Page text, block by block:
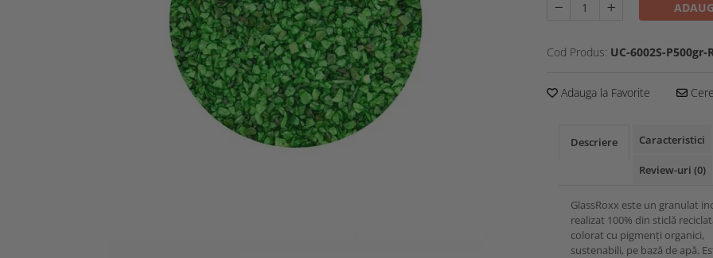
Cod Produs: UC-6002S-P500gr-
Adauga la Favorite
Descriere Caracteristici
Review-uri (0)
GlassRoxx este un granulat
realizat 100% din sticlă
colorat cu pigmenți organici,
sustenabili, pe bază de apă.